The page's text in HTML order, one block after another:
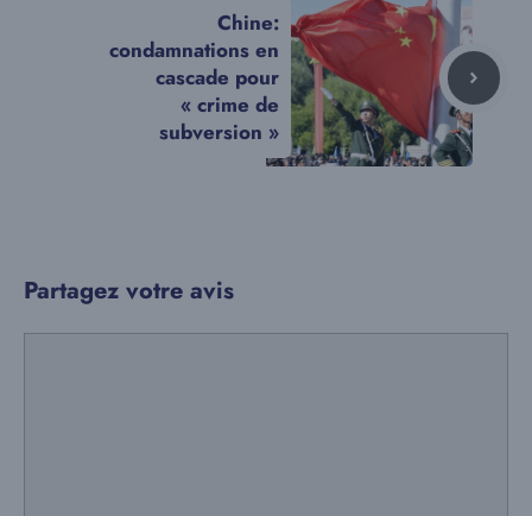
Chine:
condamnations en
cascade pour
« crime de
subversion »
Partagez votre avis